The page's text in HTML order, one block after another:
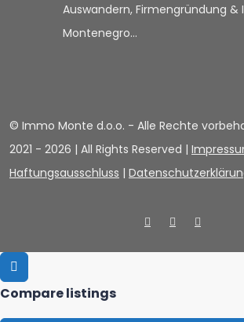
Auswandern, Firmengründung
Montenegro…
© Immo Monte d.o.o. - Alle Rechte
2021 - 2026 | All Rights Reserved |
Haftungsausschluss |
Compare listings